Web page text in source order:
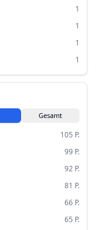
1
1
1
1
Gesamt
105 P.
99 P.
92 P.
81 P.
66 P.
65 P.